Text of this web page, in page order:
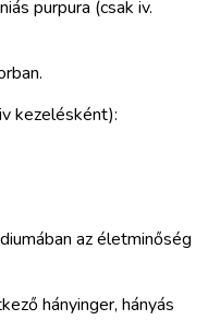
purpura (csak iv.
kezelésként):
az életminőség
hányinger, hányás